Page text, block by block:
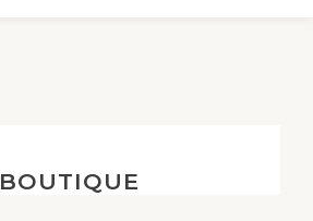
BOUTIQUE